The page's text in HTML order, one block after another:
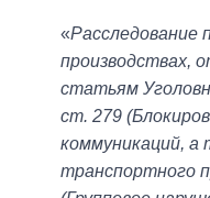
«Расследование
производствах,
статьям
ст. 279
коммуникаций, а
транспортного